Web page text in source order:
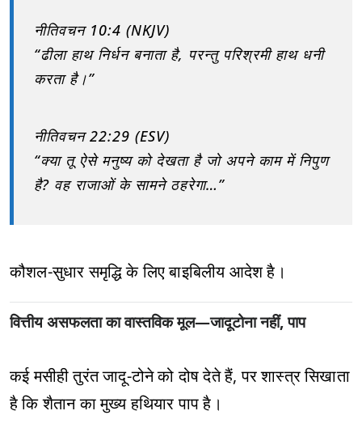
नीतिवचन 10:4 (NKJV)
“ढीला हाथ निर्धन बनाता है, परन्तु परिश्रमी हाथ धनी
करता है।”
नीतिवचन 22:29 (ESV)
“क्या तू ऐसे मनुष्य को देखता है जो अपने काम में निपुण
है? वह राजाओं के सामने ठहरेगा…”
कौशल-सुधार समृद्धि के लिए बाइबिलीय आदेश है।
वित्तीय असफलता का वास्तविक मूल—जादूटोना नहीं, पाप
कई मसीही तुरंत जादू-टोने को दोष देते हैं, पर शास्त्र सिखाता
है कि शैतान का मुख्य हथियार पाप है।